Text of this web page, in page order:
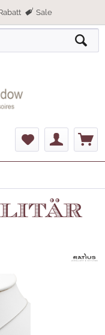
Sale